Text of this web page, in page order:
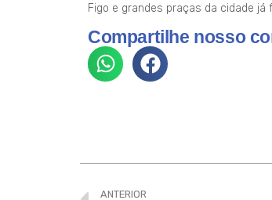
Figo e grandes praças da cidade já
Compartilhe nosso
ANTERIOR